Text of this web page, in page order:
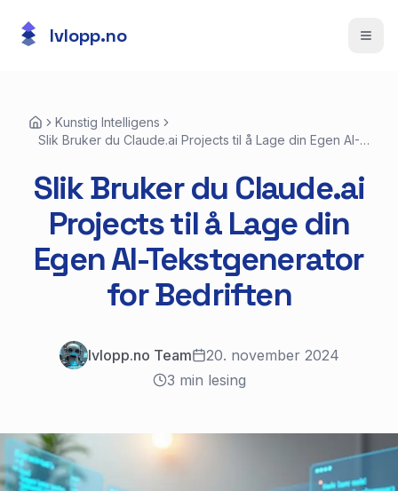
lvlopp.no
Kunstig Intelligens
Slik Bruker du Claude.ai Projects til å Lage din Egen AI-
Slik Bruker du Claude.ai
Projects til å Lage din
Egen AI-Tekstgenerator
for Bedriften
lvlopp.no Team
20. november 2024
3 min lesing